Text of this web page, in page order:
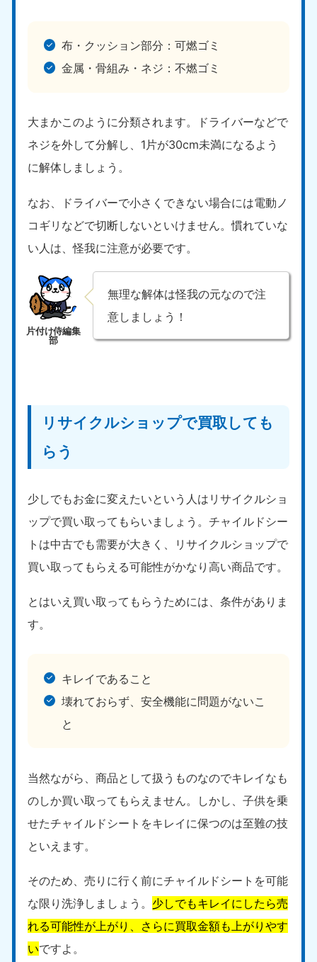
布・クッション部分：可燃ゴミ
金属・骨組み・ネジ：不燃ゴミ
大まかこのように分類されます。ドライバーなどで
ネジを外して分解し、1片が30cm未満になるよう
に解体しましょう。
なお、ドライバーで小さくできない場合には電動ノ
コギリなどで切断しないといけません。慣れていな
い人は、怪我に注意が必要です。
無理な解体は怪我の元なので注
意しましょう！
リサイクルショップで買取しても
らう
少しでもお金に変えたいという人はリサイクルショ
ップで買い取ってもらいましょう。チャイルドシー
トは中古でも需要が大きく、リサイクルショップで
買い取ってもらえる可能性がかなり高い商品です。
とはいえ買い取ってもらうためには、条件がありま
す。
キレイであること
壊れておらず、安全機能に問題がないこ
と
当然ながら、商品として扱うものなのでキレイなも
のしか買い取ってもらえません。しかし、子供を乗
せたチャイルドシートをキレイに保つのは至難の技
といえます。
そのため、売りに行く前にチャイルドシートを可能
な限り洗浄しましょう。 少しでもキレイにしたら売
れる可能性が上がり、さらに買取金額も上がりやす
いですよ。
北海道
050-1881-5277
9:00〜19:00 年中無休
青森県
050-1881-5276
9:00〜19:00 年中無休
050-1881-5274
9:00〜19:00 年中無休
050-1881-5275
9:00〜19:00 年中無休
山形県
050-1881-5273
9:00〜19:00 年中無休
宮城県
050-1881-5272